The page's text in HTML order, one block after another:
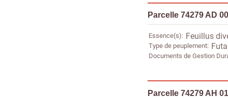
Parcelle 74279 AD
Essence(s) Feuillus
Type de peuplement
Documents de Gestion
Parcelle 74279 AH